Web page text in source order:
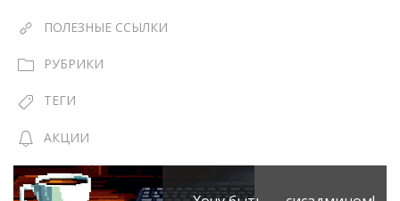
ПОЛЕЗНЫЕ ССЫЛКИ
РУБРИКИ
ТЕГИ
АКЦИИ